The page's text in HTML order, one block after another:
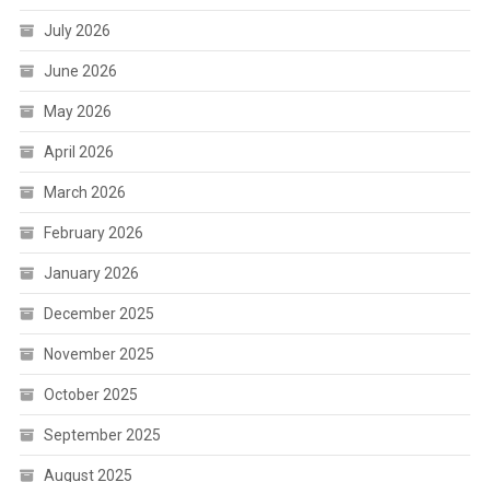
July 2026
June 2026
May 2026
April 2026
March 2026
February 2026
January 2026
December 2025
November 2025
October 2025
September 2025
August 2025